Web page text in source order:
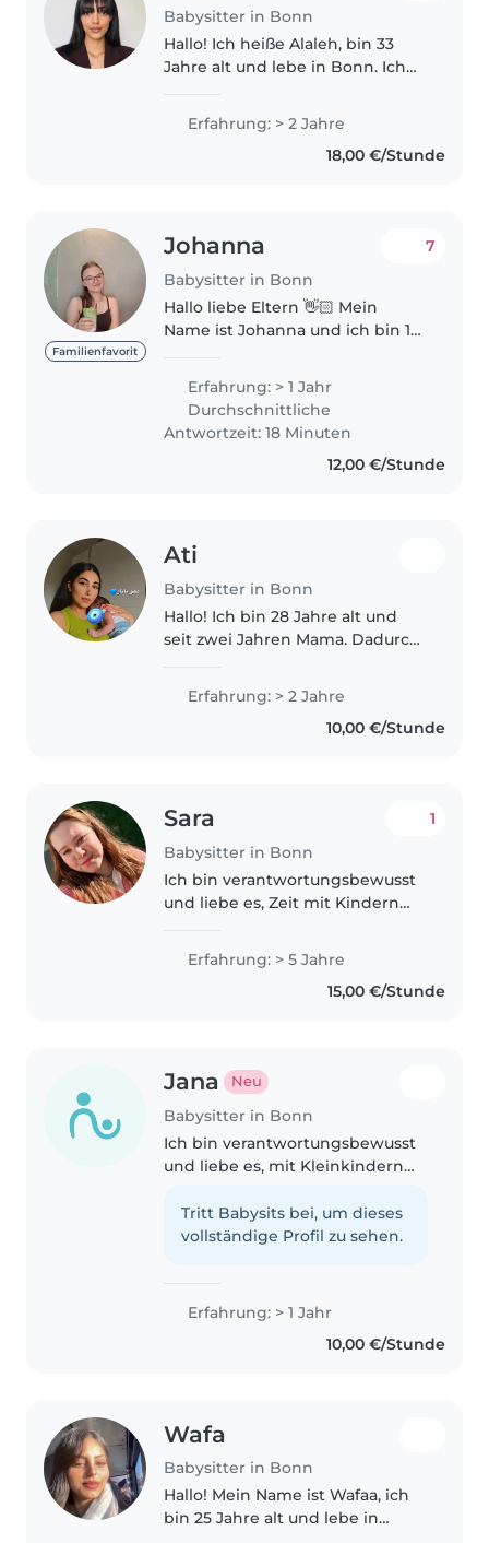
Babysitter in Bonn
Hallo! Ich heiße Alaleh, bin 33
Jahre alt und lebe in Bonn. Ich
und liebevolle Babysitterin. Ich
habe Erfahrung mit Kindern aus
meiner Familie sowie..
Erfahrung: > 2 Jahre
18,00 €/Stunde
Familienfavorit
Johanna
Babysitter in Bonn
7
Hallo liebe Eltern 👋🏻 Mein
Name ist Johanna und ich bin 17
verantwortungsbewusste und
fürsorgliche Babysitterin biete
ich Ihnen kompetente
Betreuung für Ihre Kinder im..
Erfahrung: > 1 Jahr
Durchschnittliche
Antwortzeit: 18 Minuten
12,00 €/Stunde
Ati
Babysitter in Bonn
Hallo! Ich bin 28 Jahre alt und
seit zwei Jahren Mama. Dadurch
Betreuung von Babys und
Kleinkindern. Schon vorher habe
ich regelmäßig auf meinen
Erfahrung: > 2 Jahre
10,00 €/Stunde
Sara
Babysitter in Bonn
1
Ich bin verantwortungsbewusst
und liebe es, Zeit mit Kindern
besonders Babys und
Kleinkindern, zu verbringen. Ich
habe fünf Jahre Erfahrung und
Erfahrung: > 5 Jahre
15,00 €/Stunde
Jana Neu
Babysitter in Bonn
Ich bin verantwortungsbewusst
und liebe es, mit Kleinkindern
arbeiten. Ich kann Deutsch,
Englisch und Russisch und helfe
Tritt Babysits bei, um dieses
vollständige Profil zu sehen.
Erfahrung: > 1 Jahr
10,00 €/Stunde
Wafa
Babysitter in Bonn
Hallo! Mein Name ist Wafaa, ich
bin 25 Jahre alt und lebe in